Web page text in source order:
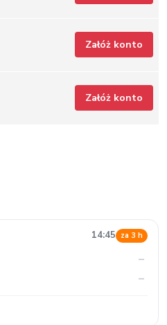
Załóż konto
Załóż konto
14:45 za 3 h
–
–